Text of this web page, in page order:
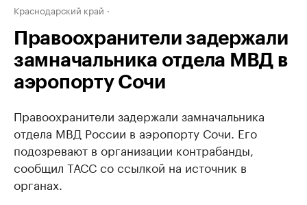
Краснодарский край
Правоохранители задержали
замначальника отдела МВД в
аэропорту Сочи
Правоохранители задержали замначальника
отдела МВД России в аэропорту Сочи. Его
подозревают в организации контрабанды,
сообщил ТАСС со ссылкой на источник в
органах.